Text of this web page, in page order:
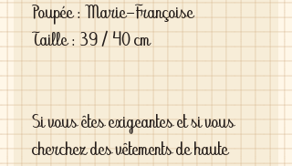
Poupée : Marie-Françoise
Taille : 39 / 40 cm
Si vous êtes exigeantes et si vous
cherchez des vêtements de haute